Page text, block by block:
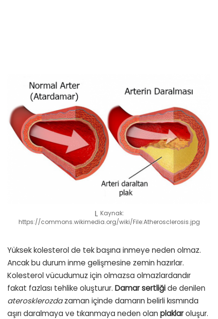
Kaynak:
https://commons.wikimedia.org/wiki/File:Atherosclerosis.jpg
Yüksek kolesterol de tek başına inmeye neden olmaz.
Ancak bu durum inme gelişmesine zemin hazırlar.
Kolesterol vücudumuz için olmazsa olmazlardandır
fakat fazlası tehlike oluşturur. Damar sertliğide denilen
aterosklerozdazaman içinde damarın belirli kısmında
aşırı daralmaya ve tıkanmaya neden olan plaklaroluşur.